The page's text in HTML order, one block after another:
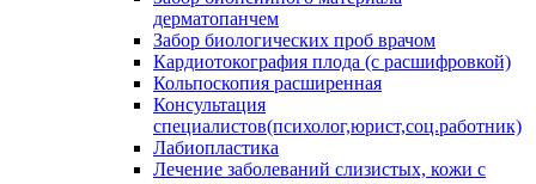
дерматопанчем
Забор биологических проб врачом
Кардиотокография плода (с расшифровкой)
Кольпоскопия расширенная
Консультация
специалистов(психолог,юрист,соц.работник)
Лабиопластика
Лечение заболеваний слизистых, кожи с